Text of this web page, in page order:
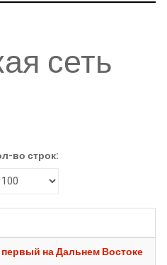
сеть
во строк:
на Дальнем Востоке